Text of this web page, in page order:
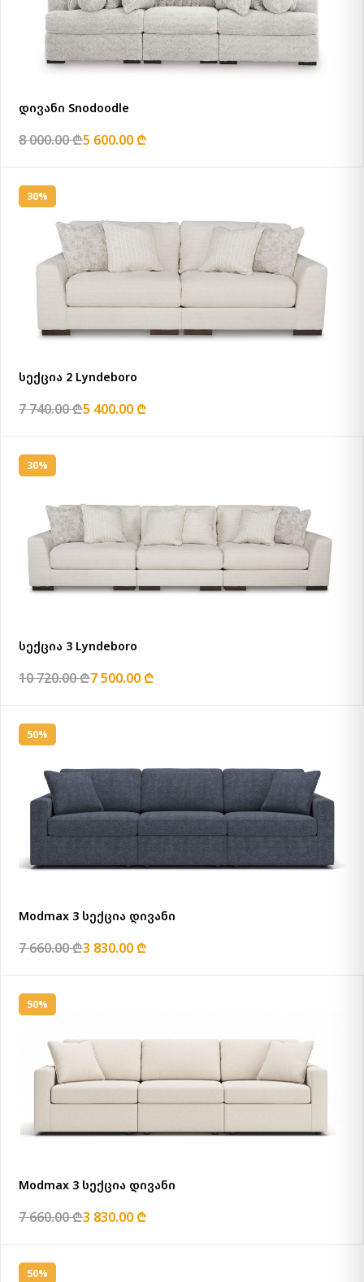
დივანი Snodoodle
8 000.00 ₾5 600.00 ₾
30%
სექცია 2 Lyndeboro
7 740.00 ₾5 400.00 ₾
30%
სექცია 3 Lyndeboro
10 720.00 ₾7 500.00 ₾
50%
Modmax 3 სექცია დივანი
7 660.00 ₾3 830.00 ₾
50%
Modmax 3 სექცია დივანი
7 660.00 ₾3 830.00 ₾
50%